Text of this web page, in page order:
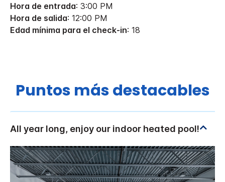
Hora de entrada: 3:00 PM
Hora de salida: 12:00 PM
Edad mínima para el check-in: 18
Puntos más destacables